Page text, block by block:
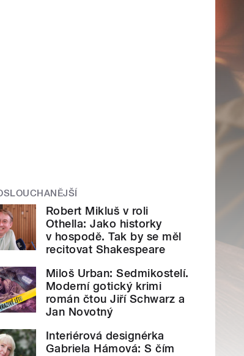
Robert Mikluš v roli
Othella: Jako historky
v hospodě. Tak by se měl
recitovat Shakespeare
Miloš Urban: Sedmikostelí.
Moderní gotický krimi
román čtou Jiří Schwarz a
Jan Novotný
Interiérová designérka
Gabriela Hámová: S čím